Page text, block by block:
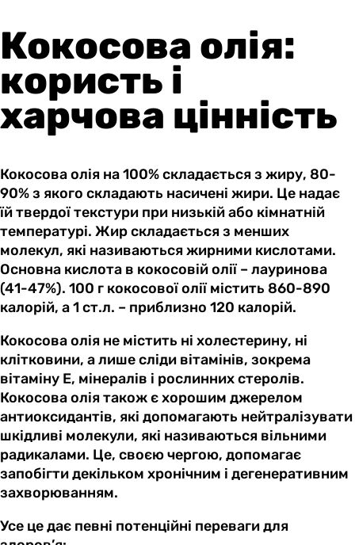
Кокосова олія:
користь і
харчова цінність
Кокосова олія на 100% складається з жиру, 80-
90% з якого складають насичені жири. Це надає
їй твердої текстури при низькій або кімнатній
температурі. Жир складається з менших
молекул, які називаються жирними кислотами.
Основна кислота в кокосовій олії – лауринова
(41-47%). 100 г кокосової олії містить 860-890
калорій, а 1 ст.л. – приблизно 120 калорій.
Кокосова олія не містить ні холестерину, ні
клітковини, а лише сліди вітамінів, зокрема
вітаміну Е, мінералів і рослинних стеролів.
Кокосова олія також є хорошим джерелом
антиоксидантів, які допомагають нейтралізувати
шкідливі молекули, які називаються вільними
радикалами. Це, своєю чергою, допомагає
запобігти декільком хронічним і дегенеративним
захворюванням.
Усе це дає певні потенційні переваги для